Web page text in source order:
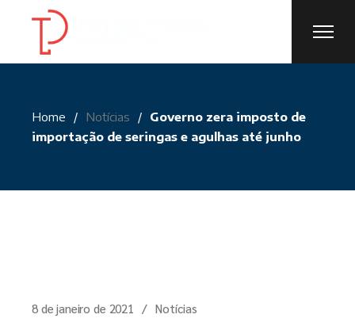
content
Home Notícias
Governo zera imposto de
importação de seringas e agulhas até junho
8 de janeiro de 2021 Notícias